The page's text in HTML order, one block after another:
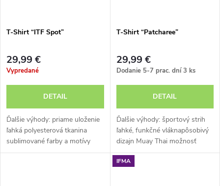
T-Shirt “ITF Spot”
29,99 €
Vypredané
DETAIL
Ďalšie výhody: priame uloženie
ľahká polyesterová tkanina
sublimované farby a motívy
dizajn ITF
T-Shirt “Patcharee”
29,99 €
Dodanie 5-7 prac. dní3 ks
DETAIL
Ďalšie výhody: športový strih
ľahké, funkčné vláknapôsobivý
dizajn Muay Thai možnosť
prania v práčke
IFMA